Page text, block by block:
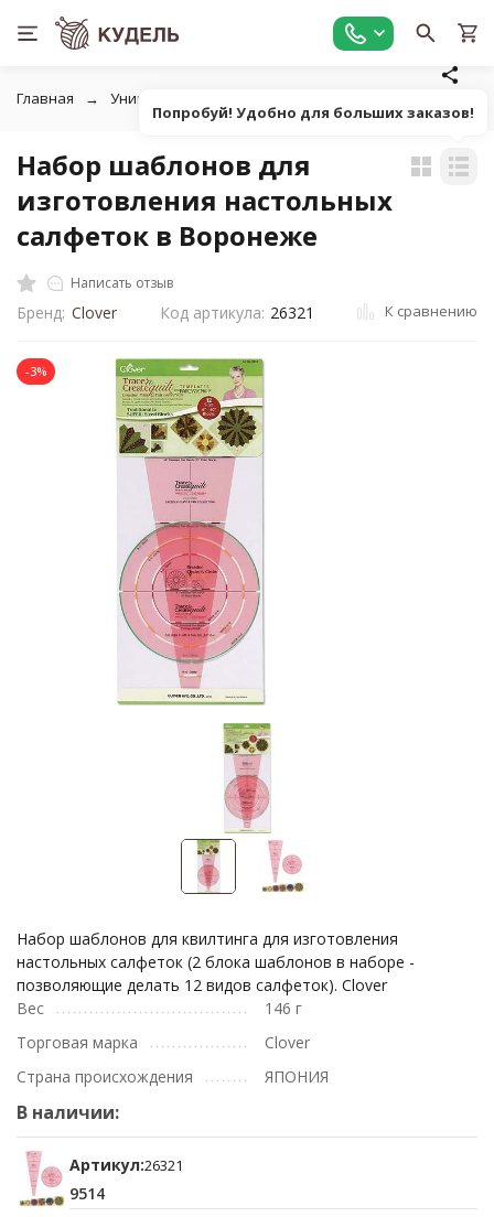
Главная Универсальные товары для рукоделия
Набор шаблонов для
изготовления настольных
салфеток в Воронеже
Написать отзыв
Бренд: Clover Код артикула: 26321 К сравнению
-3%
Набор шаблонов для квилтинга для изготовления
настольных салфеток (2 блока шаблонов в наборе -
позволяющие делать 12 видов салфеток). Clover
Вес
146 г
Торговая марка
Clover
Страна происхождения
ЯПОНИЯ
В наличии:
Артикул:26321
9514
Попробуй! Удобно для больших заказов!